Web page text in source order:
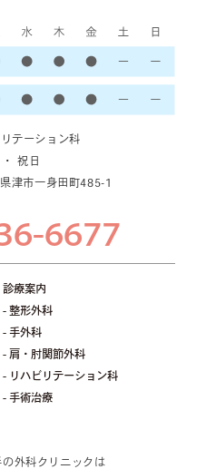
テーション科
祝日
津市一身田町485-1
6677
診療案内
- 整形外科
- 手外科
- 肩・肘関節外科
- リハビリテーション科
- 手術治療
外科クリニックは